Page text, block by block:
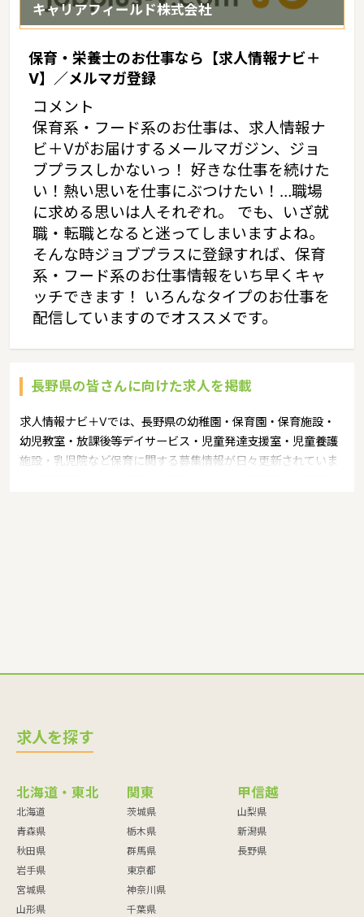
キャリアフィールド株式会社
保育・栄養士のお仕事なら【求人情報ナビ＋
V】／メルマガ登録
コメント
保育系・フード系のお仕事は、求人情報ナ
ビ＋Vがお届けするメールマガジン、ジョ
ブプラスしかないっ！ 好きな仕事を続けた
い！熱い思いを仕事にぶつけたい！…職場
に求める思いは人それぞれ。 でも、いざ就
職・転職となると迷ってしまいますよね。
そんな時ジョブプラスに登録すれば、保育
系・フード系のお仕事情報をいち早くキャ
ッチできます！ いろんなタイプのお仕事を
配信していますのでオススメです。
長野県の皆さんに向けた求人を掲載
求人情報ナビ＋Vでは、長野県の幼稚園・保育園・保育施設・
幼児教室・放課後等デイサービス・児童発達支援室・児童養護
施設・乳児院など保育に関する募集情報が日々更新されていま
求人を探す
北海道・東北
北海道
青森県
秋田県
岩手県
宮城県
山形県
関東
茨城県
栃木県
群馬県
東京都
神奈川県
千葉県
甲信越
山梨県
新潟県
長野県